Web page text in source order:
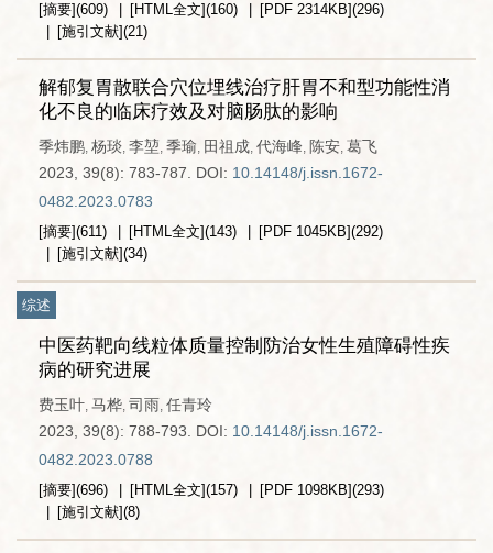
[摘要](609) [HTML全文](160) [PDF 2314KB](296)
[施引文献](21)
解郁复胃散联合穴位埋线治疗肝胃不和型功能性消
化不良的临床疗效及对脑肠肽的影响
季炜鹏, 杨琰, 李堃, 季瑜, 田祖成, 代海峰, 陈安, 葛飞
2023, 39(8): 783-787.
DOI: 10.14148/j.issn.1672-
0482.2023.0783
[摘要](611) [HTML全文](143) [PDF 1045KB](292)
[施引文献](34)
综述
中医药靶向线粒体质量控制防治女性生殖障碍性疾
病的研究进展
费玉叶, 马桦, 司雨, 任青玲
2023, 39(8): 788-793.
DOI: 10.14148/j.issn.1672-
0482.2023.0788
[摘要](696) [HTML全文](157) [PDF 1098KB](293)
[施引文献](8)